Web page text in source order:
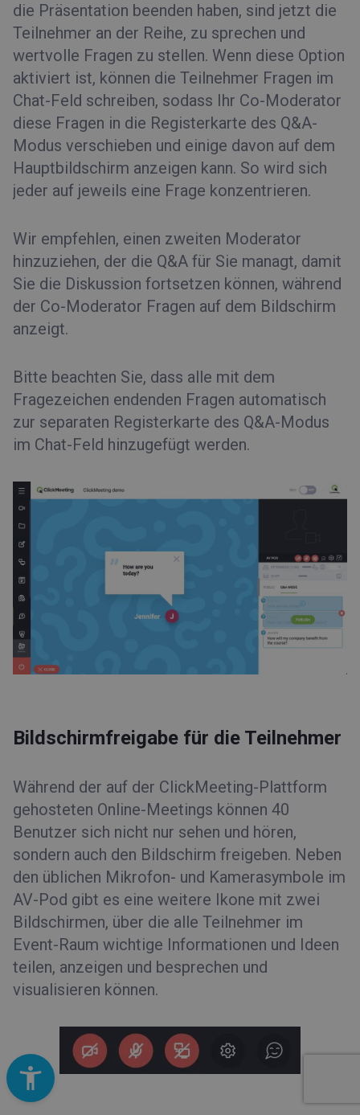
die Präsentation beenden haben, sind jetzt die
Teilnehmer an der Reihe, zu sprechen und
wertvolle Fragen zu stellen. Wenn diese Option
aktiviert ist, können die Teilnehmer Fragen im
Chat-Feld schreiben, sodass Ihr Co-Moderator
diese Fragen in die Registerkarte des Q&A-
Modus verschieben und einige davon auf dem
Hauptbildschirm anzeigen kann. So wird sich
jeder auf jeweils eine Frage konzentrieren.
Wir empfehlen, einen zweiten Moderator
hinzuziehen, der die Q&A für Sie managt, damit
Sie die Diskussion fortsetzen können, während
der Co-Moderator Fragen auf dem Bildschirm
anzeigt.
Bitte beachten Sie, dass alle mit dem
Fragezeichen endenden Fragen automatisch
zur separaten Registerkarte des Q&A-Modus
im Chat-Feld hinzugefügt werden.
Bildschirmfreigabe für die Teilnehmer
Während der auf der ClickMeeting-Plattform
gehosteten Online-Meetings können 40
Benutzer sich nicht nur sehen und hören,
sondern auch den Bildschirm freigeben. Neben
den üblichen Mikrofon- und Kamerasymbole im
AV-Pod gibt es eine weitere Ikone mit zwei
Bildschirmen, über die alle Teilnehmer im
Event-Raum wichtige Informationen und Ideen
teilen, anzeigen und besprechen und
visualisieren können.